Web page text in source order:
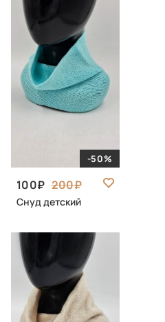
-50%
100 200
Снуд детский